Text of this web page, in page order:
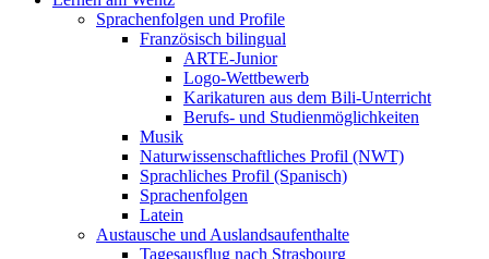
Sprachenfolgen und Profile
Französisch bilingual
ARTE-Junior
Logo-Wettbewerb
Karikaturen aus dem Bili-Unterricht
Berufs- und Studienmöglichkeiten
Musik
Naturwissenschaftliches Profil (NWT)
Sprachliches Profil (Spanisch)
Sprachenfolgen
Latein
Austausche und Auslandsaufenthalte
Tagesausflug nach Strasbourg